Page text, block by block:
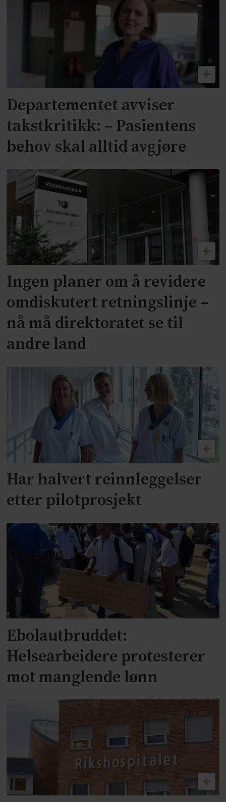
Departementet avviser
takstkritikk: – Pasientens
behov skal alltid avgjøre
Ingen planer om å revidere
omdiskutert retningslinje –
nå må direktoratet se til
andre land
Har halvert reinnleggelser
etter pilotprosjekt
Ebolautbruddet:
Helsearbeidere protesterer
mot manglende lønn